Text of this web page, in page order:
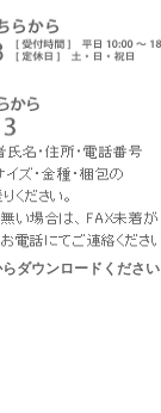
ダウンロードください